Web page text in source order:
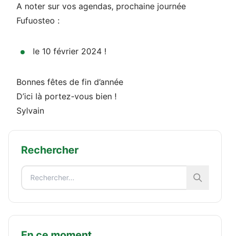
A noter sur vos agendas, prochaine journée
Fufuosteo :
le 10 février 2024 !
Bonnes fêtes de fin d’année
D’ici là portez-vous bien !
Sylvain
Rechercher